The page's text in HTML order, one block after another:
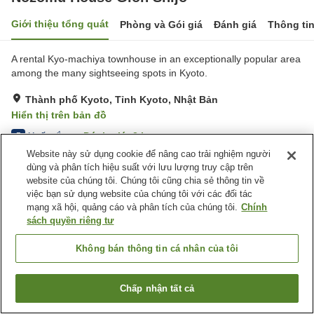
Giới thiệu tổng quát Phòng và Gói giá Đánh giá Thông
A rental Kyo-machiya townhouse in an exceptionally popular area
among the many sightseeing spots in Kyoto.
Thành phố Kyoto, Tỉnh Kyoto, Nhật Bản
Hiển thị trên bản đồ
5 Xuất sắc Đánh giá:2lượt
Tiện nghi chỗ nghỉ
Wi-Fi
Giặt ủi miễn phí
Bể tắm riêng, đặt trước
Nhà Tắm Lộ Thiên (Không
Trang chủ Nhật Bản Tỉnh Kyoto
Thành phố Kyoto
Nozomu House Gion Shijo
Tìm phòng trống
Website này sử dụng cookie để nâng cao trải nghiệm người
dùng và phân tích hiệu suất với lưu lượng truy cập trên
website của chúng tôi. Chúng tôi cũng chia sẻ thông tin về
việc bạn sử dụng website của chúng tôi với các đối tác
mạng xã hội, quảng cáo và phân tích của chúng tôi. Chính
sách quyền riêng tư
Không bán thông tin cá nhân của tôi
Chấp nhận tất cả